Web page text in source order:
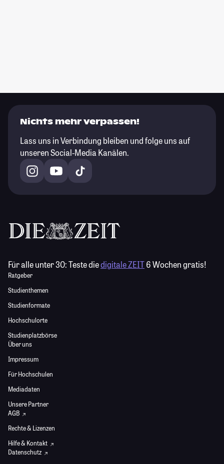
Nichts mehr verpassen!
Lass uns in Verbindung bleiben und folge uns auf
unseren Social-Media Kanälen.
Für alle unter 30:Teste diedigitale ZEIT6 Wochen gratis!
Ratgeber
Studienthemen
Studienformate
Hochschulorte
Studienplatzbörse
Über uns
Impressum
Für Hochschulen
Mediadaten
Unsere Partner
AGB
Rechte & Lizenzen
Hilfe & Kontakt
Datenschutz